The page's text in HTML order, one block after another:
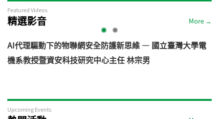
Featured Videos
精選影音 More →
AI代理驅動下的物聯網安全防護新思維 — 國立臺灣大學電
機系教授暨資安科技研究中心主任 林宗男
Upcoming Events